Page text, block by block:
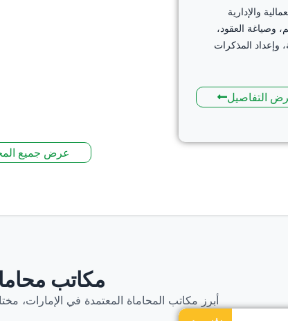
والإدارية
وصياغة العقود،
وإعداد المذكرات
التفاصيل
عرض جميع
مكاتب
أبرز مكاتب المحاماة المعتمدة في الإمارات،